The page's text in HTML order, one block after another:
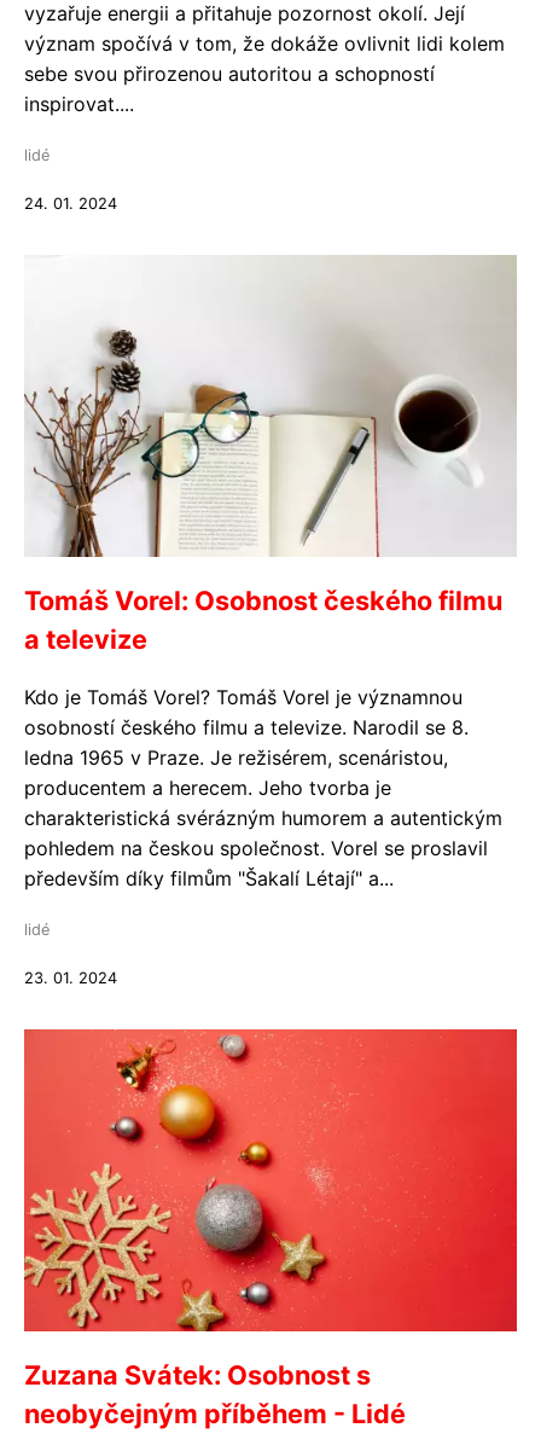
vyzařuje energii a přitahuje pozornost okolí. Její
význam spočívá v tom, že dokáže ovlivnit lidi kolem
sebe svou přirozenou autoritou a schopností
inspirovat....
lidé
24. 01. 2024
Tomáš Vorel: Osobnost českého filmu
a televize
Kdo je Tomáš Vorel? Tomáš Vorel je významnou
osobností českého filmu a televize. Narodil se 8.
ledna 1965 v Praze. Je režisérem, scenáristou,
producentem a herecem. Jeho tvorba je
charakteristická svérázným humorem a autentickým
pohledem na českou společnost. Vorel se proslavil
především díky filmům "Šakalí Létají" a...
lidé
23. 01. 2024
Zuzana Svátek: Osobnost s
neobyčejným příběhem - Lidé